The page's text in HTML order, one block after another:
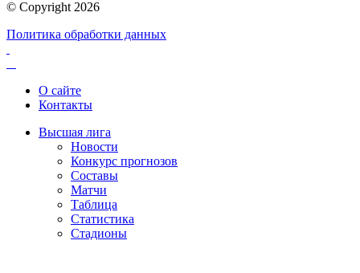
© Copyright 2026
Политика обработки данных
О сайте
Контакты
Высшая лига
Новости
Конкурс прогнозов
Составы
Матчи
Таблица
Статистика
Стадионы